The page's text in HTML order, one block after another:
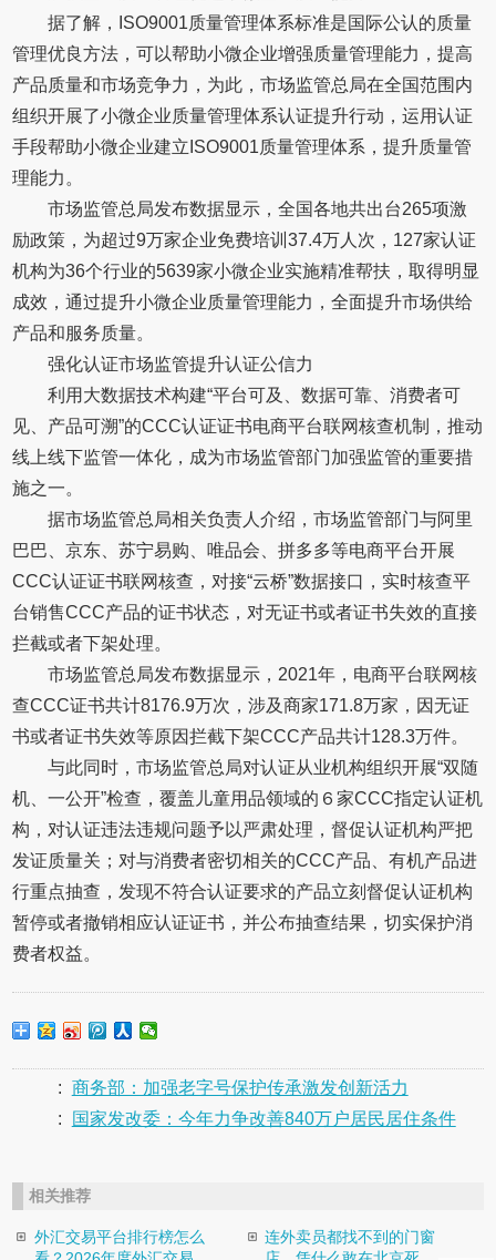
据了解，ISO9001质量管理体系标准是国际公认的质量
管理优良方法，可以帮助小微企业增强质量管理能力，提高
产品质量和市场竞争力，为此，市场监管总局在全国范围内
组织开展了小微企业质量管理体系认证提升行动，运用认证
手段帮助小微企业建立ISO9001质量管理体系，提升质量管
理能力。
市场监管总局发布数据显示，全国各地共出台265项激
励政策，为超过9万家企业免费培训37.4万人次，127家认证
机构为36个行业的5639家小微企业实施精准帮扶，取得明显
成效，通过提升小微企业质量管理能力，全面提升市场供给
产品和服务质量。
强化认证市场监管提升认证公信力
利用大数据技术构建“平台可及、数据可靠、消费者可
见、产品可溯”的CCC认证证书电商平台联网核查机制，推动
线上线下监管一体化，成为市场监管部门加强监管的重要措
施之一。
据市场监管总局相关负责人介绍，市场监管部门与阿里
巴巴、京东、苏宁易购、唯品会、拼多多等电商平台开展
CCC认证证书联网核查，对接“云桥”数据接口，实时核查平
台销售CCC产品的证书状态，对无证书或者证书失效的直接
拦截或者下架处理。
市场监管总局发布数据显示，2021年，电商平台联网核
查CCC证书共计8176.9万次，涉及商家171.8万家，因无证
书或者证书失效等原因拦截下架CCC产品共计128.3万件。
与此同时，市场监管总局对认证从业机构组织开展“双随
机、一公开”检查，覆盖儿童用品领域的６家CCC指定认证机
构，对认证违法违规问题予以严肃处理，督促认证机构严把
发证质量关；对与消费者密切相关的CCC产品、有机产品进
行重点抽查，发现不符合认证要求的产品立刻督促认证机构
暂停或者撤销相应认证证书，并公布抽查结果，切实保护消
费者权益。
: 商务部：加强老字号保护传承激发创新活力
:
国家发改委：今年力争改善840万户居民居住条件
相关推荐
外汇交易平台排行榜怎么
连外卖员都找不到的门窗